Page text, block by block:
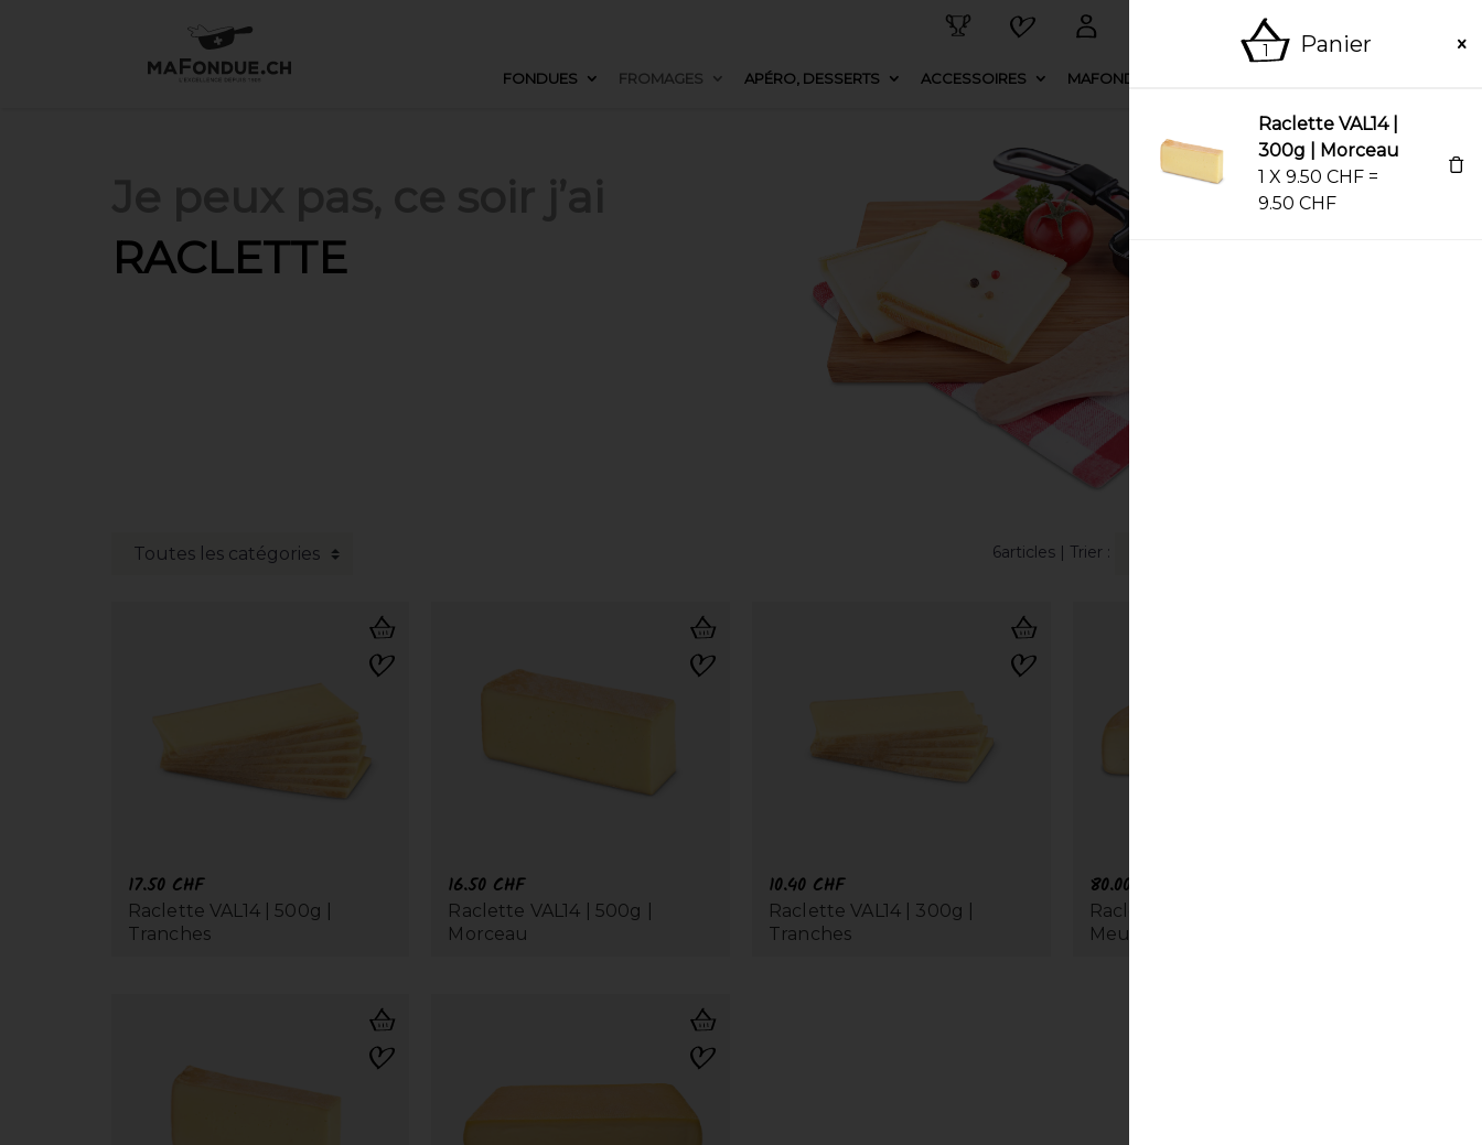
FONDUES FROMAGES APÉRO, DESSERTS ACCESSOIRES MAFONDUE
RACLETTE
6articles | Trier :
17.50 CHF
Raclette VAL14 | 500g |
Tranches
16.50 CHF
Raclette VAL14 | 500g |
Morceau
10.40 CHF
Raclette VAL14 | 300g |
Tranches
80.00
Raclette du Valais AOP | 1/2
Meule
1 Panier
Raclette VAL14 |
300g | Morceau
1 X 9.50 CHF =
9.50 CHF